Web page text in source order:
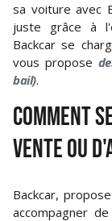
sa voiture avec
juste grâce à
Backcar se
vous propose
bail).
COMMENT
VENTE OU
Backcar,
accompagner